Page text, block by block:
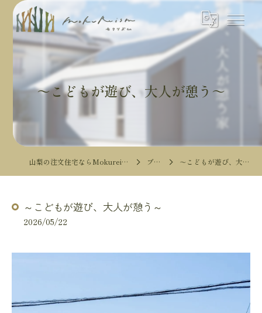
～こどもが遊び、大人が憩う～
山梨の注文住宅ならMokureismモクリズム ブログ ～こどもが遊び、大人が憩う～
～こどもが遊び、大人が憩う～
2026/05/22